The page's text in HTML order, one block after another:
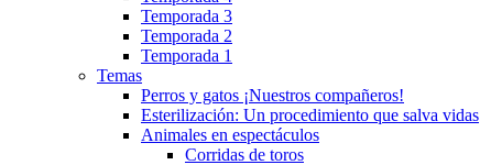
Temporada 3
Temporada 2
Temporada 1
Temas
Perros y gatos ¡Nuestros compañeros!
Esterilización: Un procedimiento que salva vidas
Animales en espectáculos
Corridas de toros